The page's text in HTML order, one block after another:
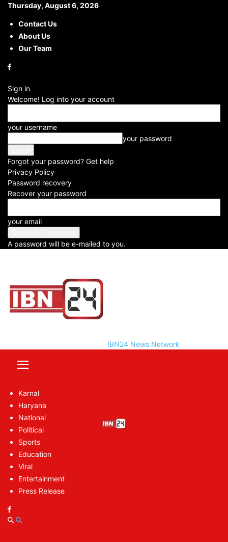
Thursday, August 6, 2026
Contact Us
About Us
Our Team
Sign in
Welcome! Log into your account
your username
your password
Forgot your password? Get help
Privacy Policy
Password recovery
Recover your password
your email
A password will be e-mailed to you.
IBN24 News Network
Karnal
Haryana
National
Political
Sports
Education
Viral
Entertainment
Press Release
Home Political